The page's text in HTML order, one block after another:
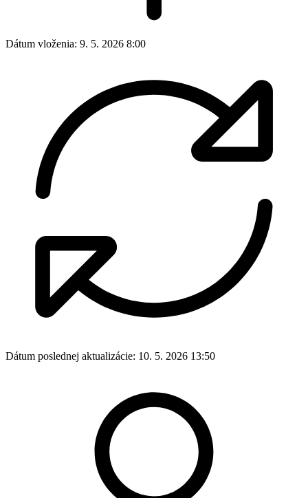
Dátum vloženia: 9. 5. 2026 8:00
Dátum poslednej aktualizácie: 10. 5. 2026 13:50